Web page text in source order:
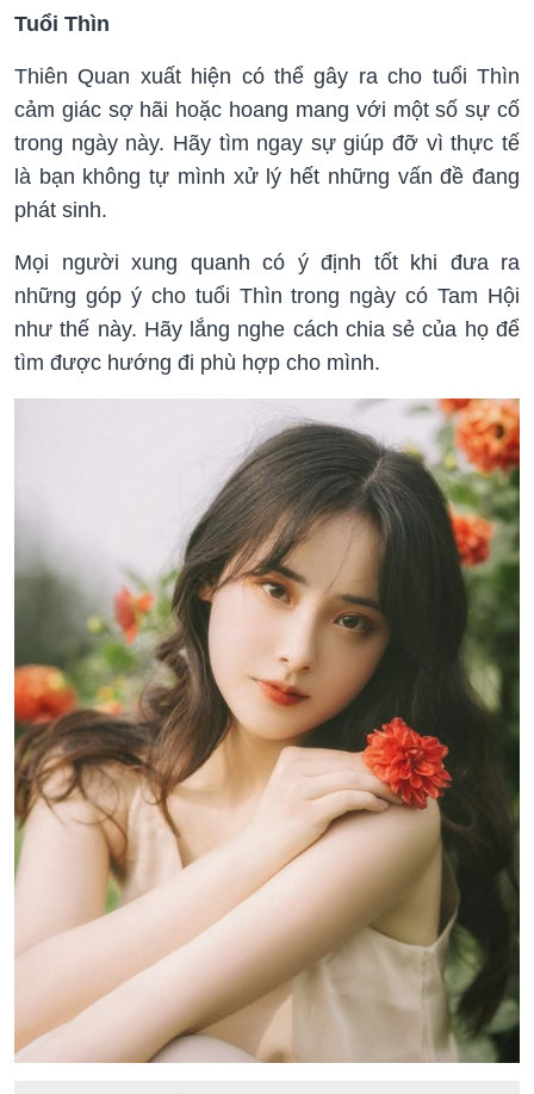
Tuổi Thìn
Thiên Quan xuất hiện có thể gây ra cho tuổi Thìn
cảm giác sợ hãi hoặc hoang mang với một số sự cố
trong ngày này. Hãy tìm ngay sự giúp đỡ vì thực tế
là bạn không tự mình xử lý hết những vấn đề đang
phát sinh.
Mọi người xung quanh có ý định tốt khi đưa ra
những góp ý cho tuổi Thìn trong ngày có Tam Hội
như thế này. Hãy lắng nghe cách chia sẻ của họ để
tìm được hướng đi phù hợp cho mình.